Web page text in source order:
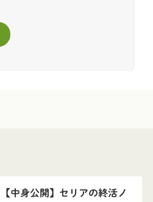
【中身公開】セリアの終活ノ